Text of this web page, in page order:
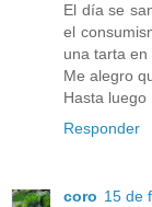
El día se
el
una tarta en
Me alegro
Hasta luego
Responder
coro 15 de